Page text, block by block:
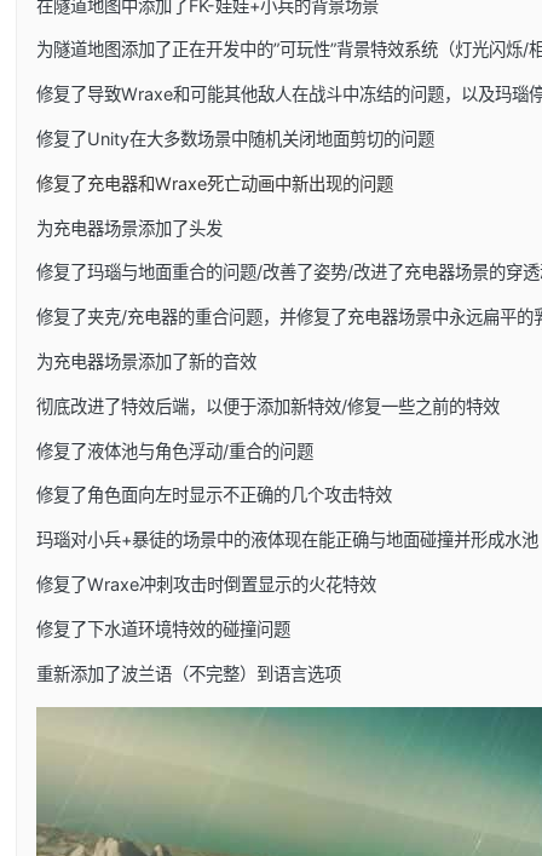
在隧道地图中添加了FK-娃娃+小兵的背景场景
为隧道地图添加了正在开发中的”可玩性”背景特效系统（灯光闪烁/
修复了导致Wraxe和可能其他敌人在战斗中冻结的问题，以及玛瑙
修复了Unity在大多数场景中随机关闭地面剪切的问题
修复了充电器和Wraxe死亡动画中新出现的问题
为充电器场景添加了头发
修复了玛瑙与地面重合的问题/改善了姿势/改进了充电器场景的穿
修复了夹克/充电器的重合问题，并修复了充电器场景中永远扁平的
为充电器场景添加了新的音效
彻底改进了特效后端，以便于添加新特效/修复一些之前的特效
修复了液体池与角色浮动/重合的问题
修复了角色面向左时显示不正确的几个攻击特效
玛瑙对小兵+暴徒的场景中的液体现在能正确与地面碰撞并形成水池
修复了Wraxe冲刺攻击时倒置显示的火花特效
修复了下水道环境特效的碰撞问题
重新添加了波兰语（不完整）到语言选项